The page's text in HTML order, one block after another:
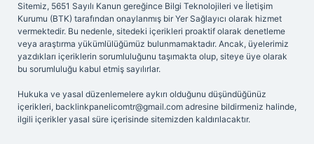
Sitemiz, 5651 Sayılı Kanun gereğince Bilgi Teknolojileri ve İletişim
Kurumu (BTK) tarafından onaylanmış bir Yer Sağlayıcı olarak hizmet
vermektedir. Bu nedenle, sitedeki içerikleri proaktif olarak denetleme
veya araştırma yükümlülüğümüz bulunmamaktadır. Ancak, üyelerimiz
yazdıkları içeriklerin sorumluluğunu taşımakta olup, siteye üye olarak
bu sorumluluğu kabul etmiş sayılırlar.
Hukuka ve yasal düzenlemelere aykırı olduğunu düşündüğünüz
içerikleri, backlinkpanelicomtr@gmail.com adresine bildirmeniz halinde,
ilgili içerikler yasal süre içerisinde sitemizden kaldırılacaktır.